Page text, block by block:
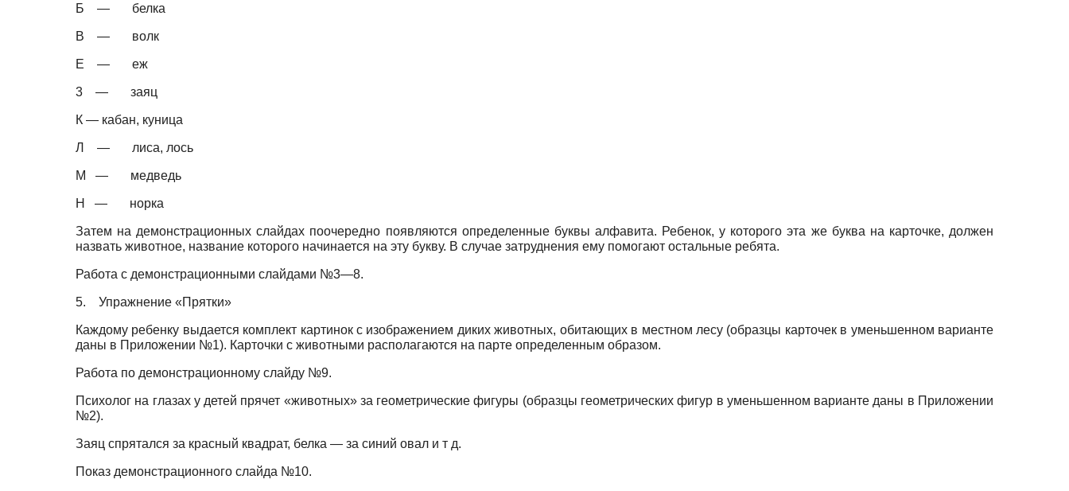
Б — белка
В — волк
Е — еж
3 — заяц
К — кабан, куница
Л — лиса, лось
М — медведь
Н — норка
Затем на демонстрационных слайдах поочередно появляются определенные буквы алфавита. Ребенок, у которого эта же буква на карточке, должен
назвать животное, название которого начинается на эту букву. В случае затруднения ему помогают остальные ребята.
Работа с демонстрационными слайдами №3—8.
5. Упражнение «Прятки»
Каждому ребенку выдается комплект картинок с изображением диких животных, обитающих в местном лесу (образцы карточек в уменьшенном варианте
даны в Приложении №1). Карточки с животными располагаются на парте определенным образом.
Работа по демонстрационному слайду №9.
Психолог на глазах у детей прячет «животных» за геометрические фигуры (образцы геометрических фигур в уменьшенном варианте даны в Приложении
№2).
Заяц спрятался за красный квадрат, белка — за синий овал и т д.
Показ демонстрационного слайда №10.